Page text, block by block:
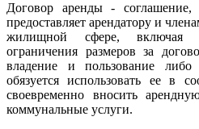
Договор аренды - соглашение,
предоставляет арендатору и
жилищной сфере, включая
ограничения размеров за
владение и пользование либо
обязуется использовать ее в
своевременно вносить
коммунальные услуги.